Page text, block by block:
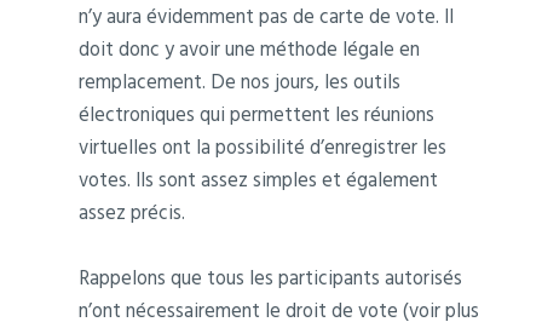
n’y aura évidemment pas de carte de vote. Il
doit donc y avoir une méthode légale en
remplacement. De nos jours, les outils
électroniques qui permettent les réunions
virtuelles ont la possibilité d’enregistrer les
votes. Ils sont assez simples et également
assez précis.
Rappelons que tous les participants autorisés
n’ont nécessairement le droit de vote (voir plus